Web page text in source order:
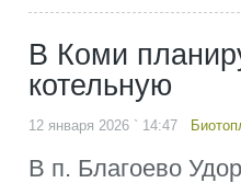
В Коми
котельную
12 января 2026 ` 14:47
В п. Благоево